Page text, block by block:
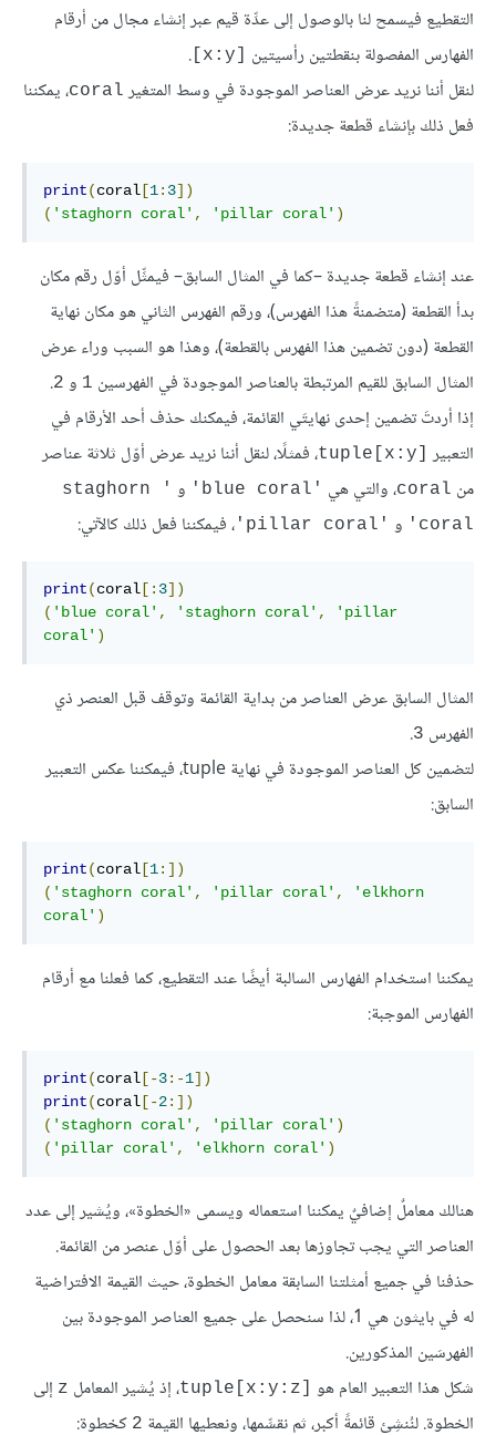
التقطيع فيسمح لنا بالوصول إلى عدِّة قيم عبر إنشاء مجال من أرقام
الفهارس المفصولة بنقطتين رأسيتين
.
لنقل أننا نريد عرض العناصر الموجودة في وسط المتغير coral، يمكننا
فعل ذلك بإنشاء قطعة جديدة:
print(coral[1: 3])
( 'staghorn coral' , 'pillar coral' )
عند إنشاء قطعة جديدة –كما في المثال السابق– فيمثِّل أوّل رقم مكان
بدأ القطعة (متضمنةً هذا الفهرس)، ورقم الفهرس الثاني هو مكان نهاية
القطعة (دون تضمين هذا الفهرس بالقطعة)، وهذا هو السبب وراء عرض
المثال السابق للقيم المرتبطة بالعناصر الموجودة في الفهرسين 1 و 2
.
إذا أردتَ تضمين إحدى نهايتَي القائمة، فيمكنك حذف أحد الأرقام في
التعبير
tuple[x:y]، فمثلًا، لنقل أننا نريد عرض أوّل ثلاثة عناصر
من coral، والتي هي 'blue coral' و
'staghorn
coral'
و 'pillar coral' ، فيمكننا فعل ذلك كالآتي:
print(coral[: 3])
( 'blue coral' , 'staghorn coral' ,
'pillar
coral' )
المثال السابق عرض العناصر من بداية القائمة وتوقف قبل العنصر ذي
الفهرس 3
.
لتضمين كل العناصر الموجودة في نهاية tuple، فيمكننا عكس التعبير
السابق:
print(coral[1:])
( 'staghorn coral' , 'pillar coral' ,
'elkhorn
coral' )
يمكننا استخدام الفهارس السالبة أيضًا عند التقطيع، كما فعلنا مع أرقام
الفهارس الموجبة:
print(coral[-3:-1])
print(coral[-2:])
( 'staghorn coral' , 'pillar coral' )
( 'pillar coral' , 'elkhorn coral' )
هنالك معاملٌ إضافيٌ يمكننا استعماله ويسمى «الخطوة»، ويُشير إلى عدد
العناصر التي يجب تجاوزها بعد الحصول على أوّل عنصر من القائمة.
حذفنا في جميع أمثلتنا السابقة معامل الخطوة، حيث القيمة الافتراضية
له في بايثون هي 1، لذا سنحصل على جميع العناصر الموجودة بين
الفهرسَين المذكورين.
شكل هذا التعبير العام هو
tuple[x:y:z]، إذ يُشير المعامل z إلى
الخطوة. لنُنشِئ قائمةً أكبر، ثم نقسِّمها، ونعطيها القيمة 2 كخطوة: